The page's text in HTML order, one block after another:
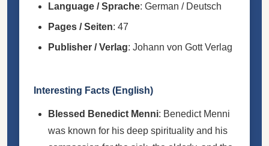
Language / Sprache: German / Deutsch
Pages / Seiten: 47
Publisher / Verlag: Johann von Gott Verlag
Interesting Facts (English)
Blessed Benedict Menni: Benedict Menni
was known for his deep spirituality and his